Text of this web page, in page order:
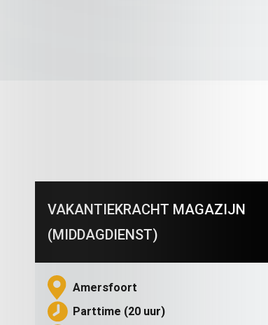
VAKANTIEKRACHT MAGAZIJN
(MIDDAGDIENST)
Amersfoort
Parttime (20 uur)